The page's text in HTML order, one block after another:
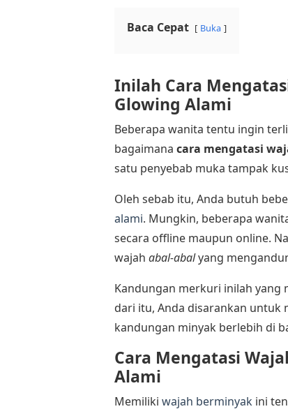
Baca Cepat Buka
Inilah Cara
Glowing Alami
Beberapa wanita tentu ingin
bagaimana cara mengatasi
satu penyebab muka tampak
Oleh sebab itu, Anda butuh
alami. Mungkin, beberapa
secara offline maupun online.
wajah abal-abalyang
Kandungan merkuri inilah yang
dari itu, Anda disarankan untuk
kandungan minyak berlebih di
Cara Mengatasi
Alami
Memiliki wajah berminyak ini